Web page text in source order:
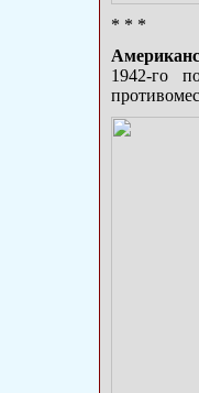
* * *
1942-го